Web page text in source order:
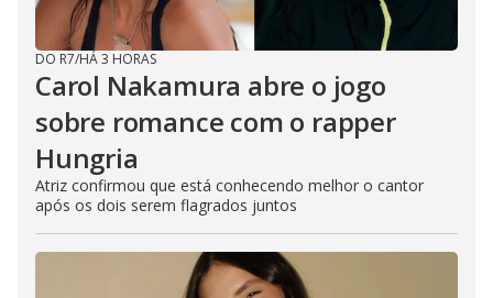
DO R7/HÁ 3 HORAS
Carol Nakamura abre o jogo
sobre romance com o rapper
Hungria
Atriz confirmou que está conhecendo melhor o cantor
após os dois serem flagrados juntos